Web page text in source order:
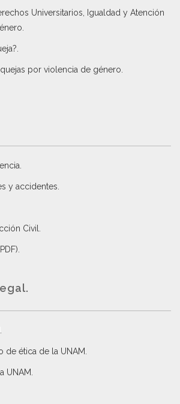
Universitarios, Igualdad y Atención
por violencia de género
y accidentes
Civil
de ética de la UNAM
UNAM